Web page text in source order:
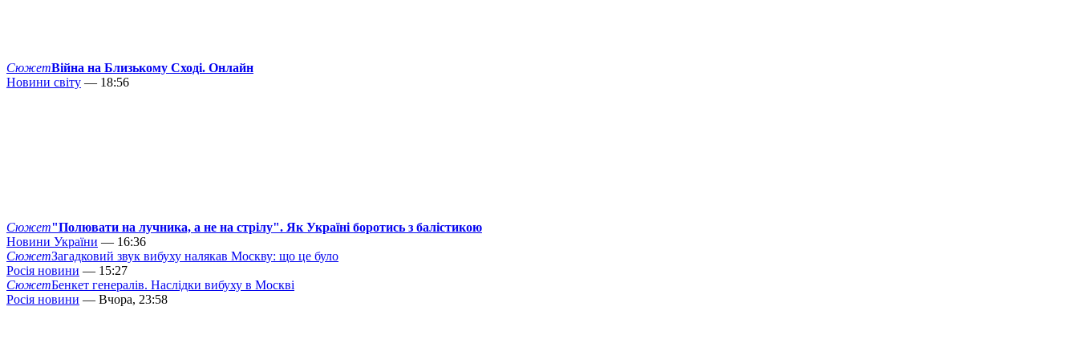
СюжетВійна на Близькому Сході. Онлайн
Новини світу — 18:56
Сюжет"Полювати на лучника, а не на стрілу". Як Україні боротись з балістикою
Новини України — 16:36
СюжетЗагадковий звук вибуху налякав Москву: що це було
Росія новини — 15:27
СюжетБенкет генералів. Наслідки вибуху в Москві
Росія новини — Вчора, 23:58